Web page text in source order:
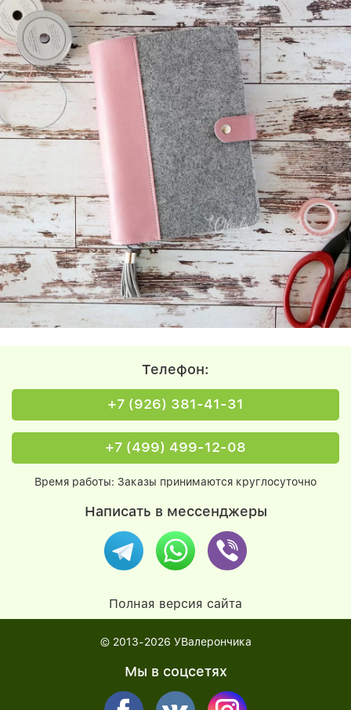
Телефон:
+7 (926) 381-41-31
+7 (499) 499-12-08
Время работы: Заказы принимаются круглосуточно
Написать в мессенджеры
Полная версия сайта
© 2013-2026 УВалерончика
Мы в соцсетях